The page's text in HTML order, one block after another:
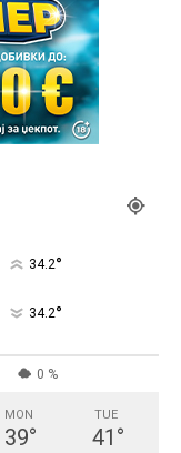
34.2°
34.2°
0 %
MON
39°
TUE
41 °